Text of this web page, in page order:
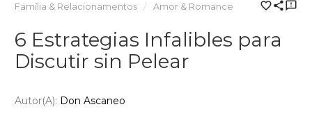
Família & Relacionamentos Amor & Romance
6 Estrategias Infalibles para
Discutir sin Pelear
Autor(a): Don Ascaneo